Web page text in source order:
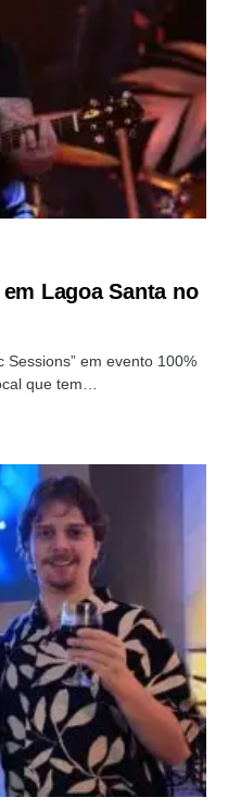
Lagoa Santa no
Sessions” em evento 100%
que tem…